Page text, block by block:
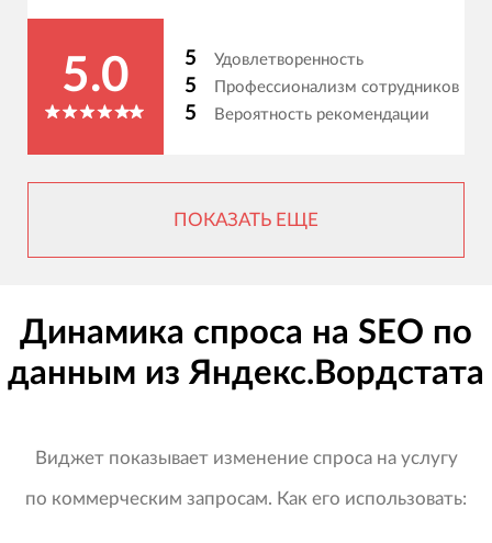
5.0 5 Удовлетворенность
5 Профессионализм сотрудников
5 Вероятность рекомендации
ПОКАЗАТЬ ЕЩЕ
Динамика спроса на SEO по
данным из Яндекс.Вордстата
Виджет показывает изменение спроса на услугу
по коммерческим запросам. Как его использовать: